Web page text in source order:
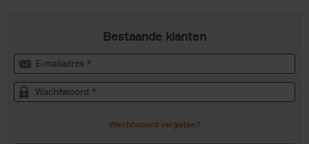
Bestaande klanten
Wachtwoord vergeten?